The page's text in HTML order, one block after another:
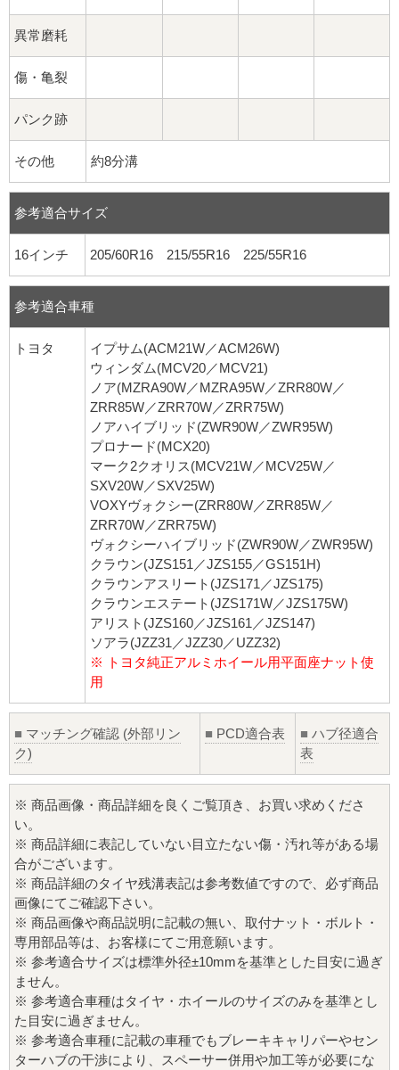
異常磨耗
傷・亀裂
パンク跡
その他 約8分溝
参考適合サイズ
16インチ 205/60R16 215/55R16 225/55R16
参考適合車種
トヨタ
イプサム(ACM21W／ACM26W)
ウィンダム(MCV20／MCV21)
ノア(MZRA90W／MZRA95W／ZRR80W／
ZRR85W／ZRR70W／ZRR75W)
ノアハイブリッド(ZWR90W／ZWR95W)
プロナード(MCX20)
マーク2クオリス(MCV21W／MCV25W／
SXV20W／SXV25W)
VOXYヴォクシー(ZRR80W／ZRR85W／
ZRR70W／ZRR75W)
ヴォクシーハイブリッド(ZWR90W／ZWR95W)
クラウン(JZS151／JZS155／GS151H)
クラウンアスリート(JZS171／JZS175)
クラウンエステート(JZS171W／JZS175W)
アリスト(JZS160／JZS161／JZS147)
ソアラ(JZZ31／JZZ30／UZZ32)
※ トヨタ純正アルミホイール用平面座ナット使
用
■ マッチング確認 (外部リン
ク)
■ PCD適合表 ■ ハブ径適合
表
※ 商品画像・商品詳細を良くご覧頂き、お買い求めくださ
い。
※ 商品詳細に表記していない目立たない傷・汚れ等がある場
合がございます。
※ 商品詳細のタイヤ残溝表記は参考数値ですので、必ず商品
画像にてご確認下さい。
※ 商品画像や商品説明に記載の無い、取付ナット・ボルト・
専用部品等は、お客様にてご用意願います。
※ 参考適合サイズは標準外径±10mmを基準とした目安に過ぎ
ません。
※ 参考適合車種はタイヤ・ホイールのサイズのみを基準とし
た目安に過ぎません。
※ 参考適合車種に記載の車種でもブレーキキャリパーやセン
ターハブの干渉により、スペーサー併用や加工等が必要にな